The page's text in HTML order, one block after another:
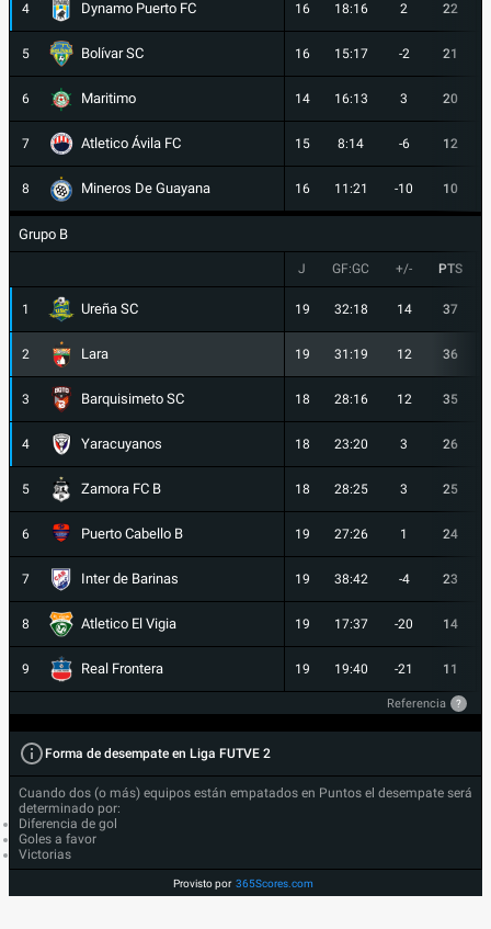
4 Dynamo Puerto FC 16 18:16 2 22
5 Bolívar SC 16 15:17 -2 21
6 Maritimo 14 16:13 3 20
7 Atletico Ávila FC 15 8:14 -6 12
8 Mineros De Guayana 16 11:21 -10 10
Grupo B
J GF:GC +/- PTS
1 Ureña SC 19 32:18 14 37
2 Lara 19 31:19 12 36
3 Barquisimeto SC 18 28:16 12 35
4 Yaracuyanos 18 23:20 3 26
5 Zamora FC B 18 28:25 3 25
6 Puerto Cabello B 19 27:26 1 24
7 Inter de Barinas 19 38:42 -4 23
8 Atletico El Vigia 19 17:37 -20 14
9 Real Frontera 19 19:40 -21 11
Referencia ?
Forma de desempate en Liga FUTVE 2
Cuando dos (o más) equipos están empatados en Puntos el desempate será
determinado por:
Diferencia de gol
Goles a favor
Victorias
Provisto por 365Scores.com